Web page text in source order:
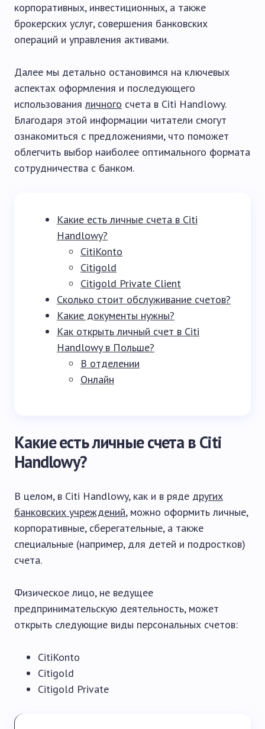
корпоративных, инвестиционных, а также
брокерских услуг, совершения банковских
операций и управления активами.
Далее мы детально остановимся на ключевых
аспектах оформления и последующего
использованияличного счета в Citi Handlowy.
Благодаря этой информации читатели смогут
ознакомиться с предложениями, что поможет
облегчить выбор наиболее оптимального формата
сотрудничества с банком.
Какие есть личные счета в Citi
Handlowy?
CitiKonto
Citigold
Citigold Private Client
Сколько стоит обслуживание счетов?
Какие документы нужны?
Как открыть личный счет в Citi
Handlowy в Польше?
В отделении
Онлайн
Какие есть личные счета в Citi
Handlowy?
В целом, в Citi Handlowy, как и в ряде других
банковских учреждений, можно оформить личные,
корпоративные, сберегательные, а также
специальные (например, для детей и подростков)
счета.
Физическое лицо, не ведущее
предпринимательскую деятельность, может
открыть следующие виды персональных счетов:
CitiKonto
Citigold
Citigold Private